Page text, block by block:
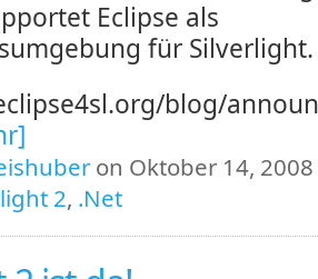
Eclipse als
für Silverlight.
blog/
on Oktober 14,
2, .Net